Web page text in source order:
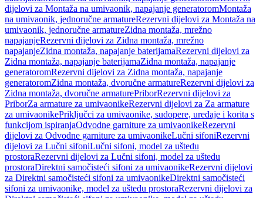
dijelovi za Montaža na umivaonik, napajanje generatoromMontaža
na umivaonik, jednoručne armatureRezervni dijelovi za Montaža na
umivaonik, jednoručne armatureZidna montaža, mrežno
napajanjeRezervni dijelovi za Zidna montaža, mrežno
napajanjeZidna montaža, napajanje baterijamaRezervni dijelovi za
Zidna montaža, napajanje baterijamaZidna montaža, napajanje
generatoromRezervni dijelovi za Zidna montaža, napajanje
generatoromZidna montaža, dvoručne armatureRezervni dijelovi za
Zidna montaža, dvoručne armaturePriborRezervni dijelovi za
PriborZa armature za umivaonikeRezervni dijelovi za Za armature
za umivaonikePriključci za umivaonike, sudopere, uređaje i korita s
funkcijom ispiranjaOdvodne garniture za umivaonikeRezervni
dijelovi za Odvodne garniture za umivaonikeLučni sifoniRezervni
dijelovi za Lučni sifoniLučni sifoni, model za uštedu
prostoraRezervni dijelovi za Lučni sifoni, model za uštedu
prostoraDirektni samočisteći sifoni za umivaonikeRezervni dijelovi
za Direktni samočisteći sifoni za umivaonikeDirektni samočisteći
sifoni za umivaonike, model za uštedu prostoraRezervni dijelovi za